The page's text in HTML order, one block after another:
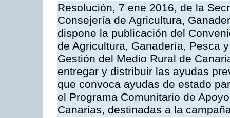
Resolución, 7 ene 2016, de la
Consejería de Agricultura,
dispone la publicación del
de Agricultura, Ganadería, Pesca
Gestión del Medio Rural de
entregar y distribuir las ayudas
que convoca ayudas de estado
el Programa Comunitario de
Canarias, destinadas a la